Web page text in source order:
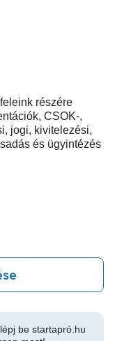
részére
CSOK-,
jogi, kivitelezési,
és ügyintézés
be startapró.hu